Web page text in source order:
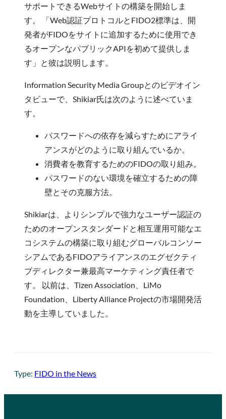
サポートできるWebサイトの構築を開始しま
す。 「Web認証プロトコルとFIDO2標準は、開
発者がFIDOをサイトに追加するために使用でき
るオープンなパブリックAPIを初めて提供しま
す」と彼は説明します。
Information Security Media Groupとのビデオイン
タビューで、Shikiar氏は次のように述べていま
す。
パスワードへの依存を減らすためにアライ
アンスがどのように取り組んでいるか。
消費者を教育するためのFIDOの取り組み。
パスワードのない環境を確立するための障
壁とその克服方法。
Shikiarは、よりシンプルで強力なユーザー認証の
ためのオープンスタンダードと相互運用可能なエ
コシステムの構築に取り組むグローバルコンソー
シアムであるFIDOアライアンスのエグゼクティ
ブディレクター兼最高マーケティング責任者で
す。 以前は、Tizen Association、LiMo
Foundation、Liberty Alliance Projectの市場開発活
動を主導していました。
Type: FIDO in the News